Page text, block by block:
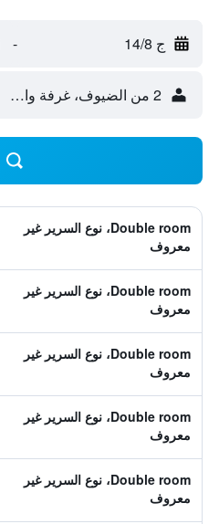
ج 14/8 -
2 من الضيوف، غرفة واحدة
Double room، نوع السرير غير
معروف
Double room، نوع السرير غير
معروف
Double room، نوع السرير غير
معروف
Double room، نوع السرير غير
معروف
Double room، نوع السرير غير
معروف